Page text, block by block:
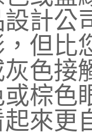
計公
但比
色接
或棕
來更